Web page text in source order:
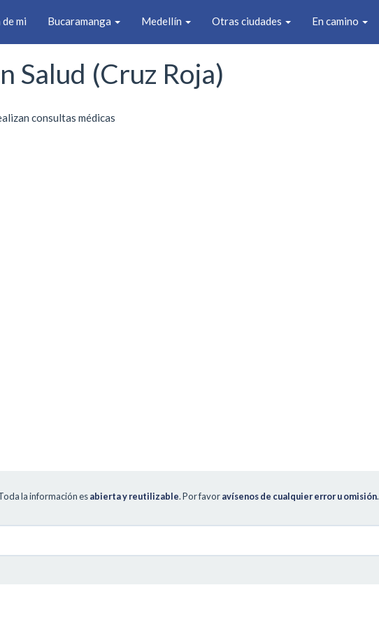
mi Bucaramanga Medellín Otras ciudades En camino
Salud (Cruz Roja)
consultas médicas
la información esabierta y reutilizable. Por favoravísenos de cualquier error u omisión.